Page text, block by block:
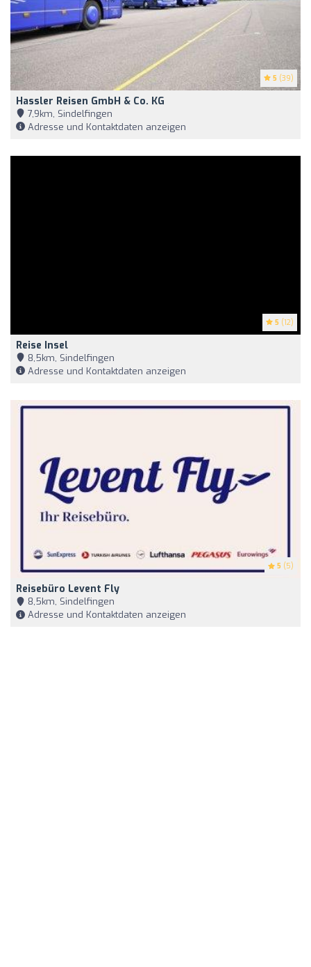
5 (39)
Hassler Reisen GmbH & Co. KG
7,9km, Sindelfingen
Adresse und Kontaktdaten anzeigen
5 (12)
Reise Insel
8,5km, Sindelfingen
Adresse und Kontaktdaten anzeigen
5 (5)
Reisebüro Levent Fly
8,5km, Sindelfingen
Adresse und Kontaktdaten anzeigen